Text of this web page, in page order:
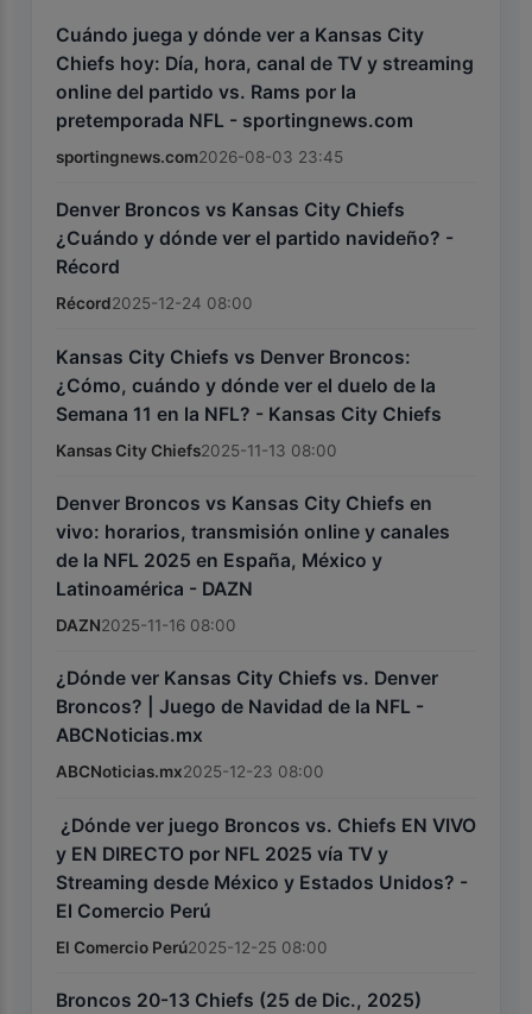
Cuándo juega y dónde ver a Kansas City
Chiefs hoy: Día, hora, canal de TV y streaming
online del partido vs. Rams por la
pretemporada NFL - sportingnews.com
sportingnews.com2026-08-03 23:45
Denver Broncos vs Kansas City Chiefs
¿Cuándo y dónde ver el partido navideño? -
Récord
Récord2025-12-24 08:00
Kansas City Chiefs vs Denver Broncos:
¿Cómo, cuándo y dónde ver el duelo de la
Semana 11 en la NFL? - Kansas City Chiefs
Kansas City Chiefs2025-11-13 08:00
Denver Broncos vs Kansas City Chiefs en
vivo: horarios, transmisión online y canales
de la NFL 2025 en España, México y
Latinoamérica - DAZN
DAZN2025-11-16 08:00
¿Dónde ver Kansas City Chiefs vs. Denver
Broncos? | Juego de Navidad de la NFL -
ABCNoticias.mx
ABCNoticias.mx2025-12-23 08:00
️ ¿Dónde ver juego Broncos vs. Chiefs EN VIVO
y EN DIRECTO por NFL 2025 vía TV y
Streaming desde México y Estados Unidos? -
El Comercio Perú
El Comercio Perú2025-12-25 08:00
Broncos 20-13 Chiefs (25 de Dic., 2025)